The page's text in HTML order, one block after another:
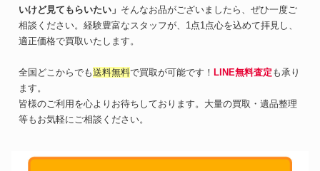
いけど見てもらいたい」 そんなお品がございましたら、ぜひ一度ご
相談ください。経験豊富なスタッフが、1点1点心を込めて拝見し、
適正価格で買取いたします。
全国どこからでも送料無料で買取が可能です！ LINE無料査定 も承り
ます。
皆様のご利用を心よりお待ちしております。大量の買取・遺品整理
等もお気軽にご相談ください。